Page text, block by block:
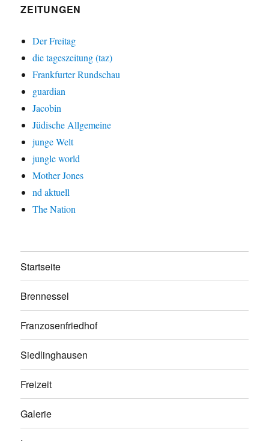
ZEITUNGEN
Der Freitag
die tageszeitung (taz)
Frankfurter Rundschau
guardian
Jacobin
Jüdische Allgemeine
junge Welt
jungle world
Mother Jones
nd aktuell
The Nation
Startseite
Brennessel
Franzosenfriedhof
Siedlinghausen
Freizeit
Galerie